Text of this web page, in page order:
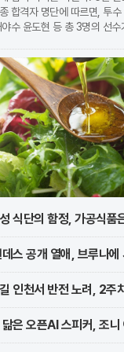
합격자 명단에 따르면, 투수
수 윤도현 등 총 3명의 선수
하며 높은 경쟁률을 보였으나
식단의 함정, 가공식품
스 공개 열애, 브루나에
인천서 반전 노려, 2주
은 오픈AI 스피커, 조니